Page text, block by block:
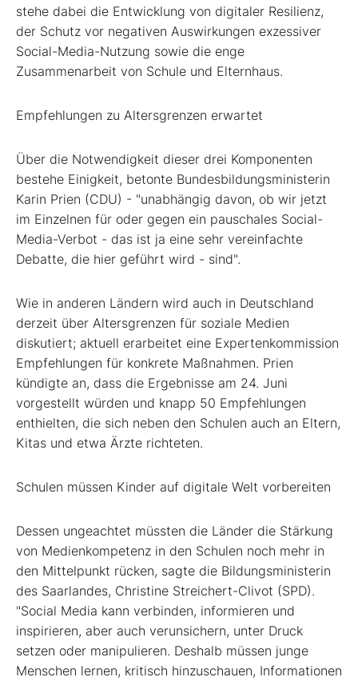
stehe dabei die Entwicklung von digitaler Resilienz,
der Schutz vor negativen Auswirkungen exzessiver
Social-Media-Nutzung sowie die enge
Zusammenarbeit von Schule und Elternhaus.
Empfehlungen zu Altersgrenzen erwartet
Über die Notwendigkeit dieser drei Komponenten
bestehe Einigkeit, betonte Bundesbildungsministerin
Karin Prien (CDU) - "unabhängig davon, ob wir jetzt
im Einzelnen für oder gegen ein pauschales Social-
Media-Verbot - das ist ja eine sehr vereinfachte
Debatte, die hier geführt wird - sind".
Wie in anderen Ländern wird auch in Deutschland
derzeit über Altersgrenzen für soziale Medien
diskutiert; aktuell erarbeitet eine Expertenkommission
Empfehlungen für konkrete Maßnahmen. Prien
kündigte an, dass die Ergebnisse am 24. Juni
vorgestellt würden und knapp 50 Empfehlungen
enthielten, die sich neben den Schulen auch an Eltern,
Kitas und etwa Ärzte richteten.
Schulen müssen Kinder auf digitale Welt vorbereiten
Dessen ungeachtet müssten die Länder die Stärkung
von Medienkompetenz in den Schulen noch mehr in
den Mittelpunkt rücken, sagte die Bildungsministerin
des Saarlandes, Christine Streichert-Clivot (SPD).
"Social Media kann verbinden, informieren und
inspirieren, aber auch verunsichern, unter Druck
setzen oder manipulieren. Deshalb müssen junge
Menschen lernen, kritisch hinzuschauen, Informationen